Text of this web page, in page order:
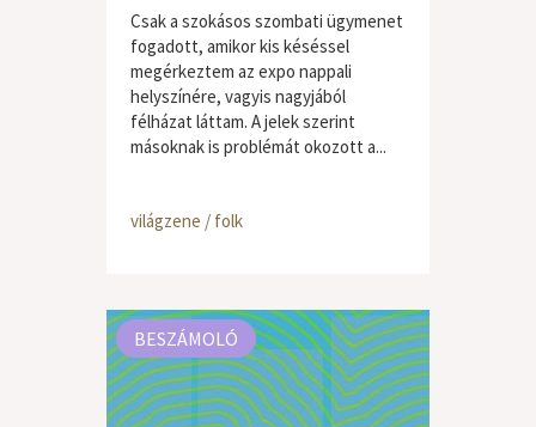
Csak a szokásos szombati ügymenet
fogadott, amikor kis késéssel
megérkeztem az expo nappali
helyszínére, vagyis nagyjából
félházat láttam. A jelek szerint
másoknak is problémát okozott a...
világzene / folk
BESZÁMOLÓ